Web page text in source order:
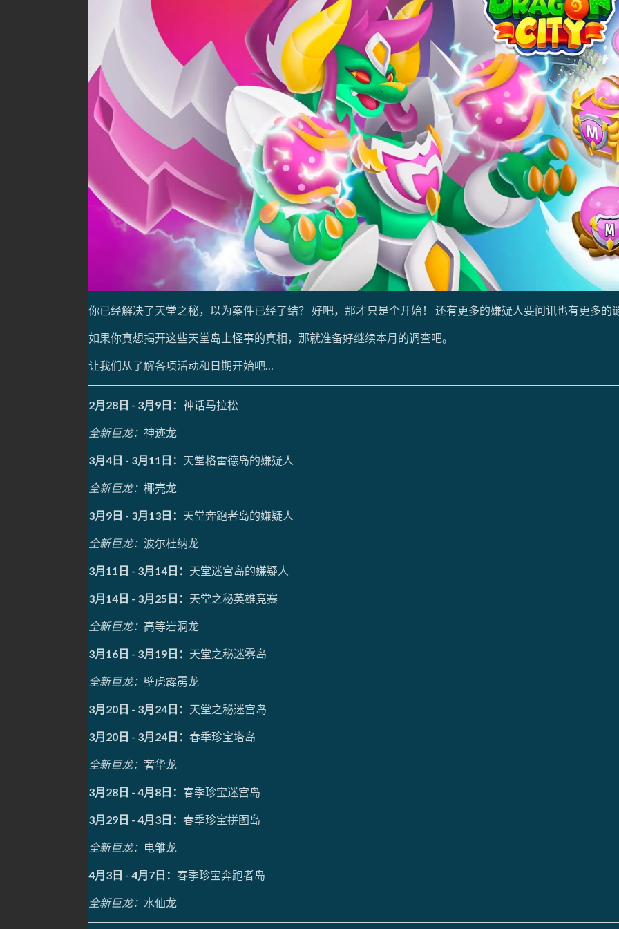
你已经解决了天堂之秘，以为案件已经了结？ 好吧，那才只是个开始！ 还有更多的嫌疑人要问讯也有更多的
如果你真想揭开这些天堂岛上怪事的真相，那就准备好继续本月的调查吧。
让我们从了解各项活动和日期开始吧…
2月28日 - 3月9日： 神话马拉松
全新巨龙： 神迹龙
3月4日 - 3月11日： 天堂格雷德岛的嫌疑人
全新巨龙： 椰壳龙
3月9日 - 3月13日： 天堂奔跑者岛的嫌疑人
全新巨龙： 波尔杜纳龙
3月11日 - 3月14日： 天堂迷宫岛的嫌疑人
3月14日 - 3月25日： 天堂之秘英雄竞赛
全新巨龙： 高等岩洞龙
3月16日 - 3月19日： 天堂之秘迷雾岛
全新巨龙： 壁虎霹雳龙
3月20日 - 3月24日： 天堂之秘迷宫岛
3月20日 - 3月24日： 春季珍宝塔岛
全新巨龙： 奢华龙
3月28日 - 4月8日： 春季珍宝迷宫岛
3月29日 - 4月3日： 春季珍宝拼图岛
全新巨龙： 电雏龙
4月3日 - 4月7日： 春季珍宝奔跑者岛
全新巨龙： 水仙龙